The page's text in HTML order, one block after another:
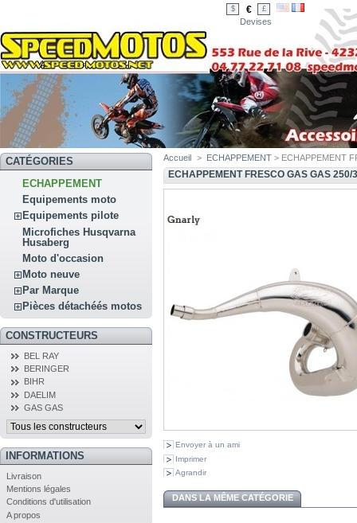
$ € £
Devises
CATÉGORIES
ECHAPPEMENT
Equipements moto
Equipements pilote
Microfiches Husqvarna
Husaberg
Moto d'occasion
Moto neuve
Par Marque
Pièces détachéés motos
CONSTRUCTEURS
BEL RAY
BERINGER
BIHR
DAELIM
GAS GAS
INFORMATIONS
Livraison
Mentions légales
Conditions d'utilisation
A propos
Accueil > ECHAPPEMENT > ECHAPPEMENT
ECHAPPEMENT FRESCO GAS GAS
Envoyer à un ami
Imprimer
Agrandir
DANS LA MÊME CATÉGORIE